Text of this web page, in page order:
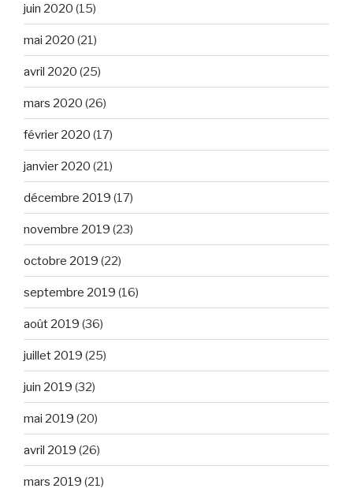
juin 2020 (15)
mai 2020 (21)
avril 2020 (25)
mars 2020 (26)
février 2020 (17)
janvier 2020 (21)
décembre 2019 (17)
novembre 2019 (23)
octobre 2019 (22)
septembre 2019 (16)
août 2019 (36)
juillet 2019 (25)
juin 2019 (32)
mai 2019 (20)
avril 2019 (26)
mars 2019 (21)